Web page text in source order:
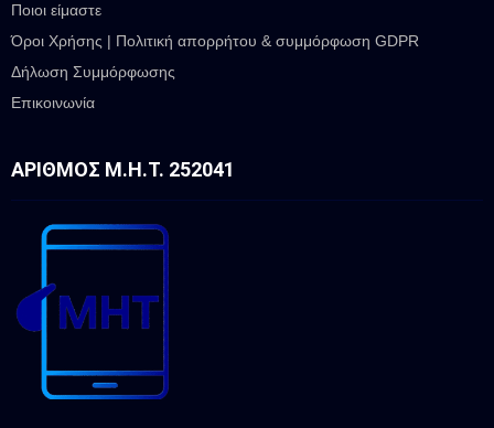
Ποιοι είμαστε
Όροι Χρήσης | Πολιτική απορρήτου & συμμόρφωση GDPR
Δήλωση Συμμόρφωσης
Επικοινωνία
ΑΡΙΘΜΌΣ Μ.Η.Τ. 252041